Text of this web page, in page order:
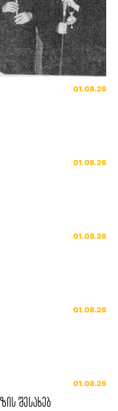
01.08.26
01.08.26
01.08.26
01.08.26
01.08.26
შესახებ